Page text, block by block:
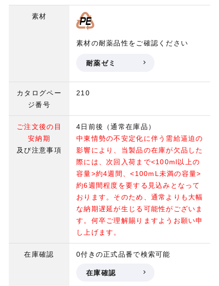
素材
素材の耐薬品性をご確認ください
耐薬ゼミ
カタログペー
ジ番号
210
ご注文後の目
安納期
及び注意事項
4日前後（通常在庫品）
中東情勢の不安定化に伴う需給逼迫の
影響により、当製品の在庫が欠品した
際には、次回入荷まで<100ml以上の
容量>約4週間、<100mL未満の容量>
約6週間程度を要する見込みとなって
おります。そのため、通常よりも大幅
な納期遅延が生じる可能性がございま
す。何卒ご理解賜りますようお願い申
し上げます。
在庫確認 0付きの正式品番で検索可能
在庫確認